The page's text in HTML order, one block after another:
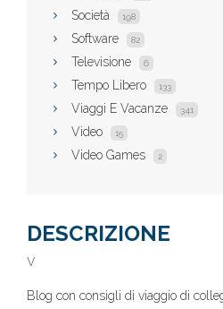
Società 198
Software 82
Televisione 6
Tempo Libero 133
Viaggi E Vacanze 341
Video 15
Video Games 2
DESCRIZIONE
v
Blog con consigli di viaggio di